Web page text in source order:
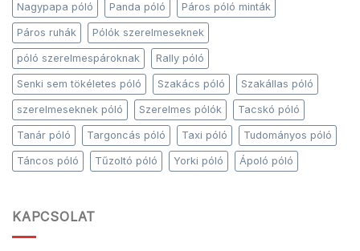
Nagypapa póló Panda póló Páros póló minták
Páros ruhák Pólók szerelmeseknek
póló szerelmespároknak Rally póló
Senki sem tökéletes póló Szakács póló Szakállas póló
szerelmeseknek póló Szerelmes pólók Tacskó póló
Tanár póló Targoncás póló Taxi póló Tudományos póló
Táncos póló Tűzoltó póló Yorki póló Ápoló póló
KAPCSOLAT